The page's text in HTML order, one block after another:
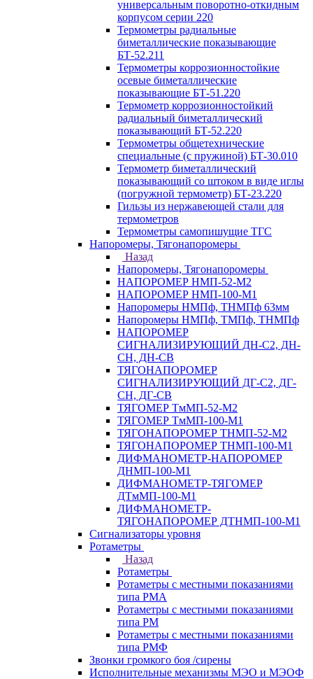
универсальным поворотно-откидным
корпусом серии 220
Термометры радиальные
биметаллические показывающие
БТ-52.211
Термометры коррозионностойкие
осевые биметаллические
показывающие БТ-51.220
Термометр коррозионностойкий
радиальный биметаллический
показывающий БТ-52.220
Термометры общетехнические
специальные (с пружиной) БТ-30.010
Термометр биметаллический
показывающий со штоком в виде иглы
(погружной термометр) БТ-23.220
Гильзы из нержавеющей стали для
термометров
Термометры самопишущие ТГС
Напоромеры, Тягонапоромеры
Назад
Напоромеры, Тягонапоромеры
НАПОРОМЕР НМП-52-М2
НАПОРОМЕР НМП-100-М1
Напоромеры НМПф, ТНМПф 63мм
Напоромеры НМПф, ТМПф, ТНМПф
НАПОРОМЕР
СИГНАЛИЗИРУЮЩИЙ ДН-С2, ДН-
СН, ДН-СВ
ТЯГОНАПОРОМЕР
СИГНАЛИЗИРУЮЩИЙ ДГ-С2, ДГ-
СН, ДГ-СВ
ТЯГОМЕР ТмМП-52-М2
ТЯГОМЕР ТмМП-100-М1
ТЯГОНАПОРОМЕР ТНМП-52-М2
ТЯГОНАПОРОМЕР ТНМП-100-М1
ДИФМАНОМЕТР-НАПОРОМЕР
ДНМП-100-М1
ДИФМАНОМЕТР-ТЯГОМЕР
ДТмМП-100-М1
ДИФМАНОМЕТР-
ТЯГОНАПОРОМЕР ДТНМП-100-М1
Сигнализаторы уровня
Ротаметры
Назад
Ротаметры
Ротаметры с местными показаниями
типа РМА
Ротаметры с местными показаниями
типа РМ
Ротаметры с местными показаниями
типа РМФ
Звонки громкого боя /сирены
Исполнительные механизмы МЭО и МЭОФ